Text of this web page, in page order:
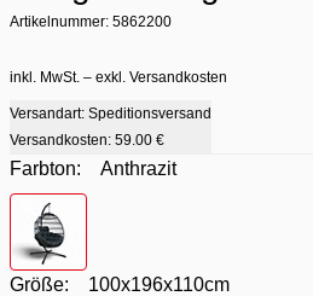
Artikelnummer: 5862200
inkl. MwSt. – exkl. Versandkosten
Versandart: Speditionsversand
Versandkosten: 59.00 €
Farbton:
Anthrazit
Farbton
Größe: 100x196x110cm